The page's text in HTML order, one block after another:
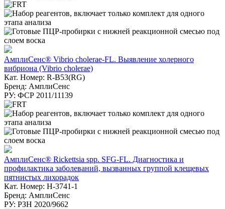
АмплиСенс® Vibrio cholerae-FL. Выявление холерного
вибриона (Vibrio cholerae)
Кат. Номер: R-B53(RG)
Бренд: АмплиСенс
РУ: ФСР 2011/11139
АмплиСенс® Rickettsia spp. SFG-FL. Диагностика и
профилактика заболеваний, вызванных группой клещевых
пятнистых лихорадок
Кат. Номер: H-3741-1
Бренд: АмплиСенс
РУ: РЗН 2020/9662